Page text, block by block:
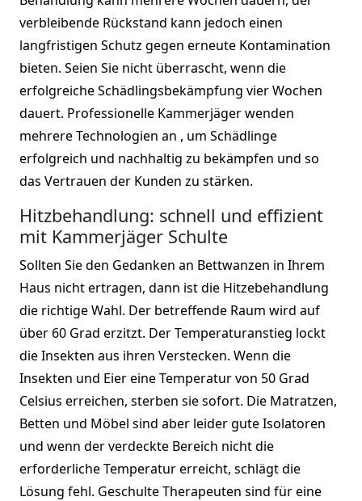
verbleibende Rückstand kann jedoch einen
langfristigen Schutz gegen erneute Kontamination
bieten. Seien Sie nicht überrascht, wenn die
erfolgreiche Schädlingsbekämpfung vier Wochen
dauert. Professionelle Kammerjäger wenden
mehrere Technologien an , um Schädlinge
erfolgreich und nachhaltig zu bekämpfen und so
das Vertrauen der Kunden zu stärken.
Hitzbehandlung: schnell und effizient
mit Kammerjäger Schulte
Sollten Sie den Gedanken an Bettwanzen in Ihrem
Haus nicht ertragen, dann ist die Hitzebehandlung
die richtige Wahl. Der betreffende Raum wird auf
über 60 Grad erzitzt. Der Temperaturanstieg lockt
die Insekten aus ihren Verstecken. Wenn die
Insekten und Eier eine Temperatur von 50 Grad
Celsius erreichen, sterben sie sofort. Die Matratzen,
Betten und Möbel sind aber leider gute Isolatoren
und wenn der verdeckte Bereich nicht die
erforderliche Temperatur erreicht, schlägt die
Lösung fehl. Geschulte Therapeuten sind für eine